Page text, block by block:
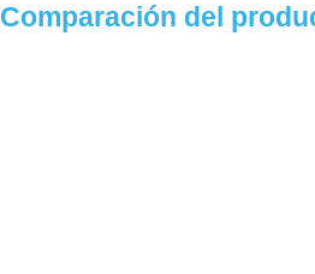
Comparación del